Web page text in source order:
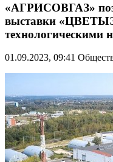
«АГРИСОВГАЗ»
выставки
технологическими
01.09.2023, 09:41